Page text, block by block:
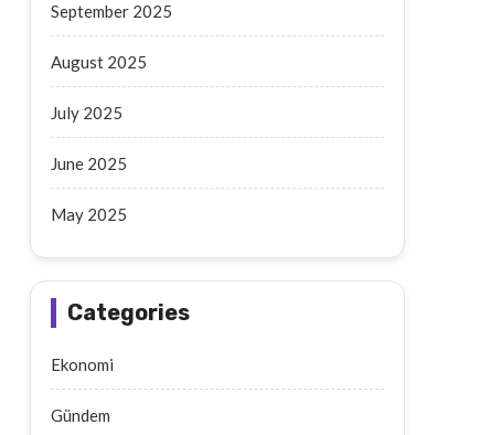
September 2025
August 2025
July 2025
June 2025
May 2025
Categories
Ekonomi
Gündem